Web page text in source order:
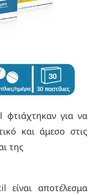
φτιάχτηκαν για να
και άμεσο στις
της
είναι αποτέλεσμα